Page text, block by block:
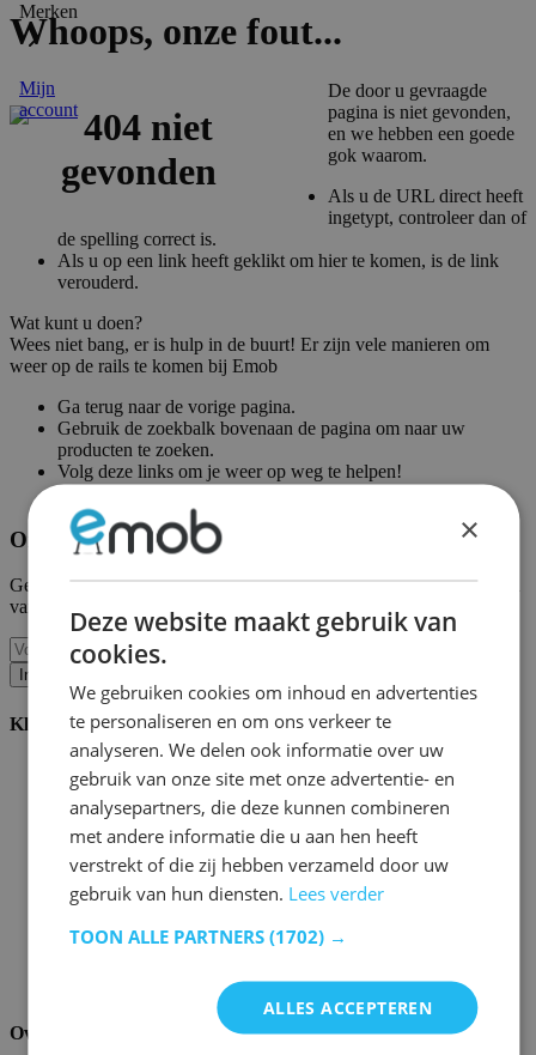
Merken
Mijn
account
Whoops, onze fout...
De door u gevraagde
pagina is niet gevonden,
en we hebben een goede
gok waarom.
Als u de URL direct heeft
ingetypt, controleer dan of
de spelling correct is.
Als u op een link heeft geklikt om hier te komen, is de link
verouderd.
Wat kunt u doen?
Wees niet bang, er is hulp in de buurt! Er zijn vele manieren om
weer op de rails te komen bij Emob
Ga terug naar de vorige pagina.
Gebruik de zoekbalk bovenaan de pagina om naar uw
producten te zoeken.
Volg deze links om je weer op weg te helpen!
Ontvang onze nieuwe collecties en promoties.
Geef ons uw e-mail en u wordt maandelijks op de hoogte gehouden
van de laatste gebeurtenissen.
Inschrijven
Klantenservice
Bestellen bij Emob
Betaalmogelijkheden
Verzending en levering
Service en garantie
Annuleren of retourneren
Klachten
Montagetips
Wachtwoord vergeten?
Palletopslag & Fulfilment
Over ons
×
Deze website maakt gebruik van
cookies.
We gebruiken cookies om inhoud en advertenties
te personaliseren en om ons verkeer te
analyseren. We delen ook informatie over uw
gebruik van onze site met onze advertentie- en
analysepartners, die deze kunnen combineren
met andere informatie die u aan hen heeft
verstrekt of die zij hebben verzameld door uw
gebruik van hun diensten. Lees verder
TOON ALLE PARTNERS (1702) →
ALLES ACCEPTEREN